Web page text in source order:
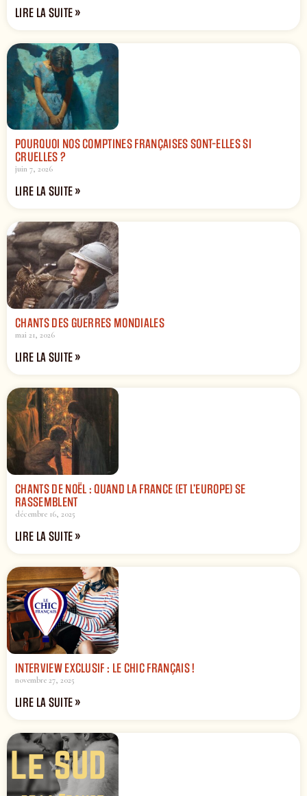
LIRE LA SUITE »
POURQUOI NOS COMPTINES FRANÇAISES SONT-ELLES SI
CRUELLES ?
juin 7, 2026
LIRE LA SUITE »
CHANTS DES GUERRES MONDIALES
mai 21, 2026
LIRE LA SUITE »
CHANTS DE NOËL : QUAND LA FRANCE (ET L’EUROPE) SE
RASSEMBLENT
décembre 16, 2025
LIRE LA SUITE »
INTERVIEW EXCLUSIF : LE CHIC FRANÇAIS !
novembre 27, 2025
LIRE LA SUITE »